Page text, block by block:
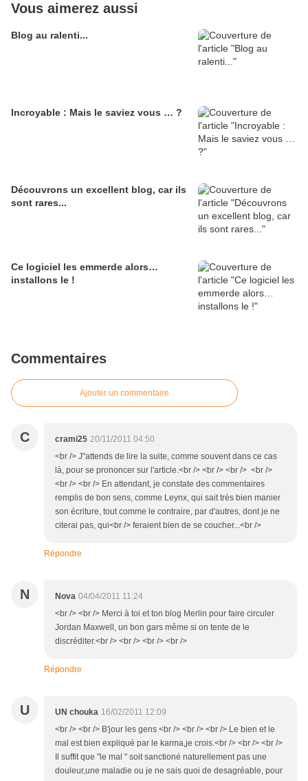
Vous aimerez aussi
Blog au ralenti...
Incroyable : Mais le saviez vous … ?
Découvrons un excellent blog, car ils
sont rares...
Ce logiciel les emmerde alors…
installons le !
Commentaires
Ajouter un commentaire
C crami25 20/11/2011 04:50
<br /> J"attends de lire la suite, comme souvent dans ce cas
là, pour se prononcer sur l'article.<br /> <br /> <br /> <br />
<br /> <br /> En attendant, je constate des commentaires
remplis de bon sens, comme Leynx, qui sait très bien manier
son écriture, tout comme le contraire, par d'autres, dont je ne
citerai pas, qui<br /> feraient bien de se coucher...<br />
Répondre
N Nova 04/04/2011 11:24
<br /> <br /> Merci à toi et ton blog Merlin pour faire circuler
Jordan Maxwell, un bon gars même si on tente de le
discréditer.<br /> <br /> <br /> <br />
Répondre
U UN chouka 16/02/2011 12:09
<br /> <br /> B'jour les gens <br /> <br /> <br /> Le bien et le
mal est bien expliqué par le karma,je crois.<br /> <br /> <br />
Il suffit que "le mal " soit sanctioné naturellement pas une
douleur,une maladie ou je ne sais quoi de desagréable, pour